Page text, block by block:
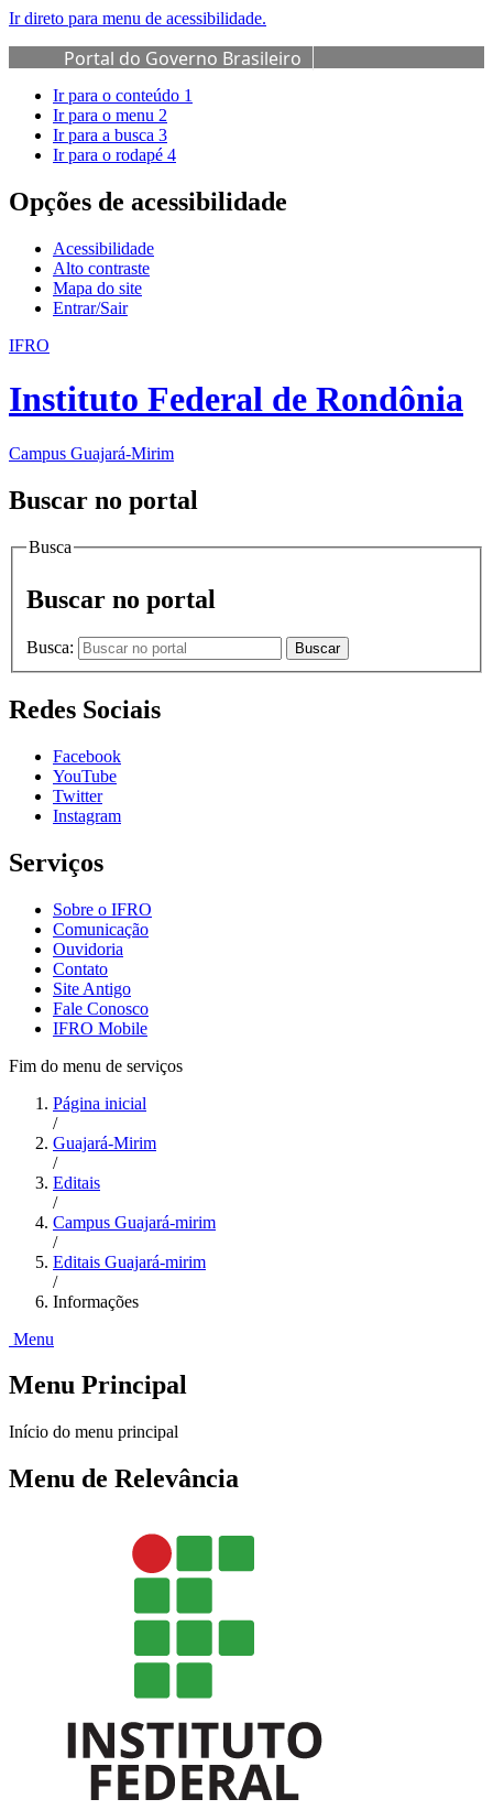
Ir direto para menu de acessibilidade.
Portal do Governo Brasileiro
Ir para o conteúdo 1
Ir para o menu 2
Ir para a busca 3
Ir para o rodapé 4
Opções de acessibilidade
Acessibilidade
Alto contraste
Mapa do site
Entrar/Sair
IFRO
Instituto Federal de Rondônia
Campus Guajará-Mirim
Buscar no portal
Busca
Buscar no portal
Busca: Buscar
Redes Sociais
Facebook
YouTube
Twitter
Instagram
Serviços
Sobre o IFRO
Comunicação
Ouvidoria
Contato
Site Antigo
Fale Conosco
IFRO Mobile
Fim do menu de serviços
Página inicial
/
Guajará-Mirim
/
Editais
/
Campus Guajará-mirim
/
Editais Guajará-mirim
/
Informações
Menu
Menu Principal
Início do menu principal
Menu de Relevância